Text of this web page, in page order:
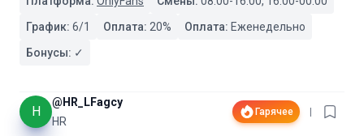
График: 6/1 Оплата: 20% Оплата: Еженедельно
Бонусы: ✓
H
@ HR_LFagcy
HR
Гарячее